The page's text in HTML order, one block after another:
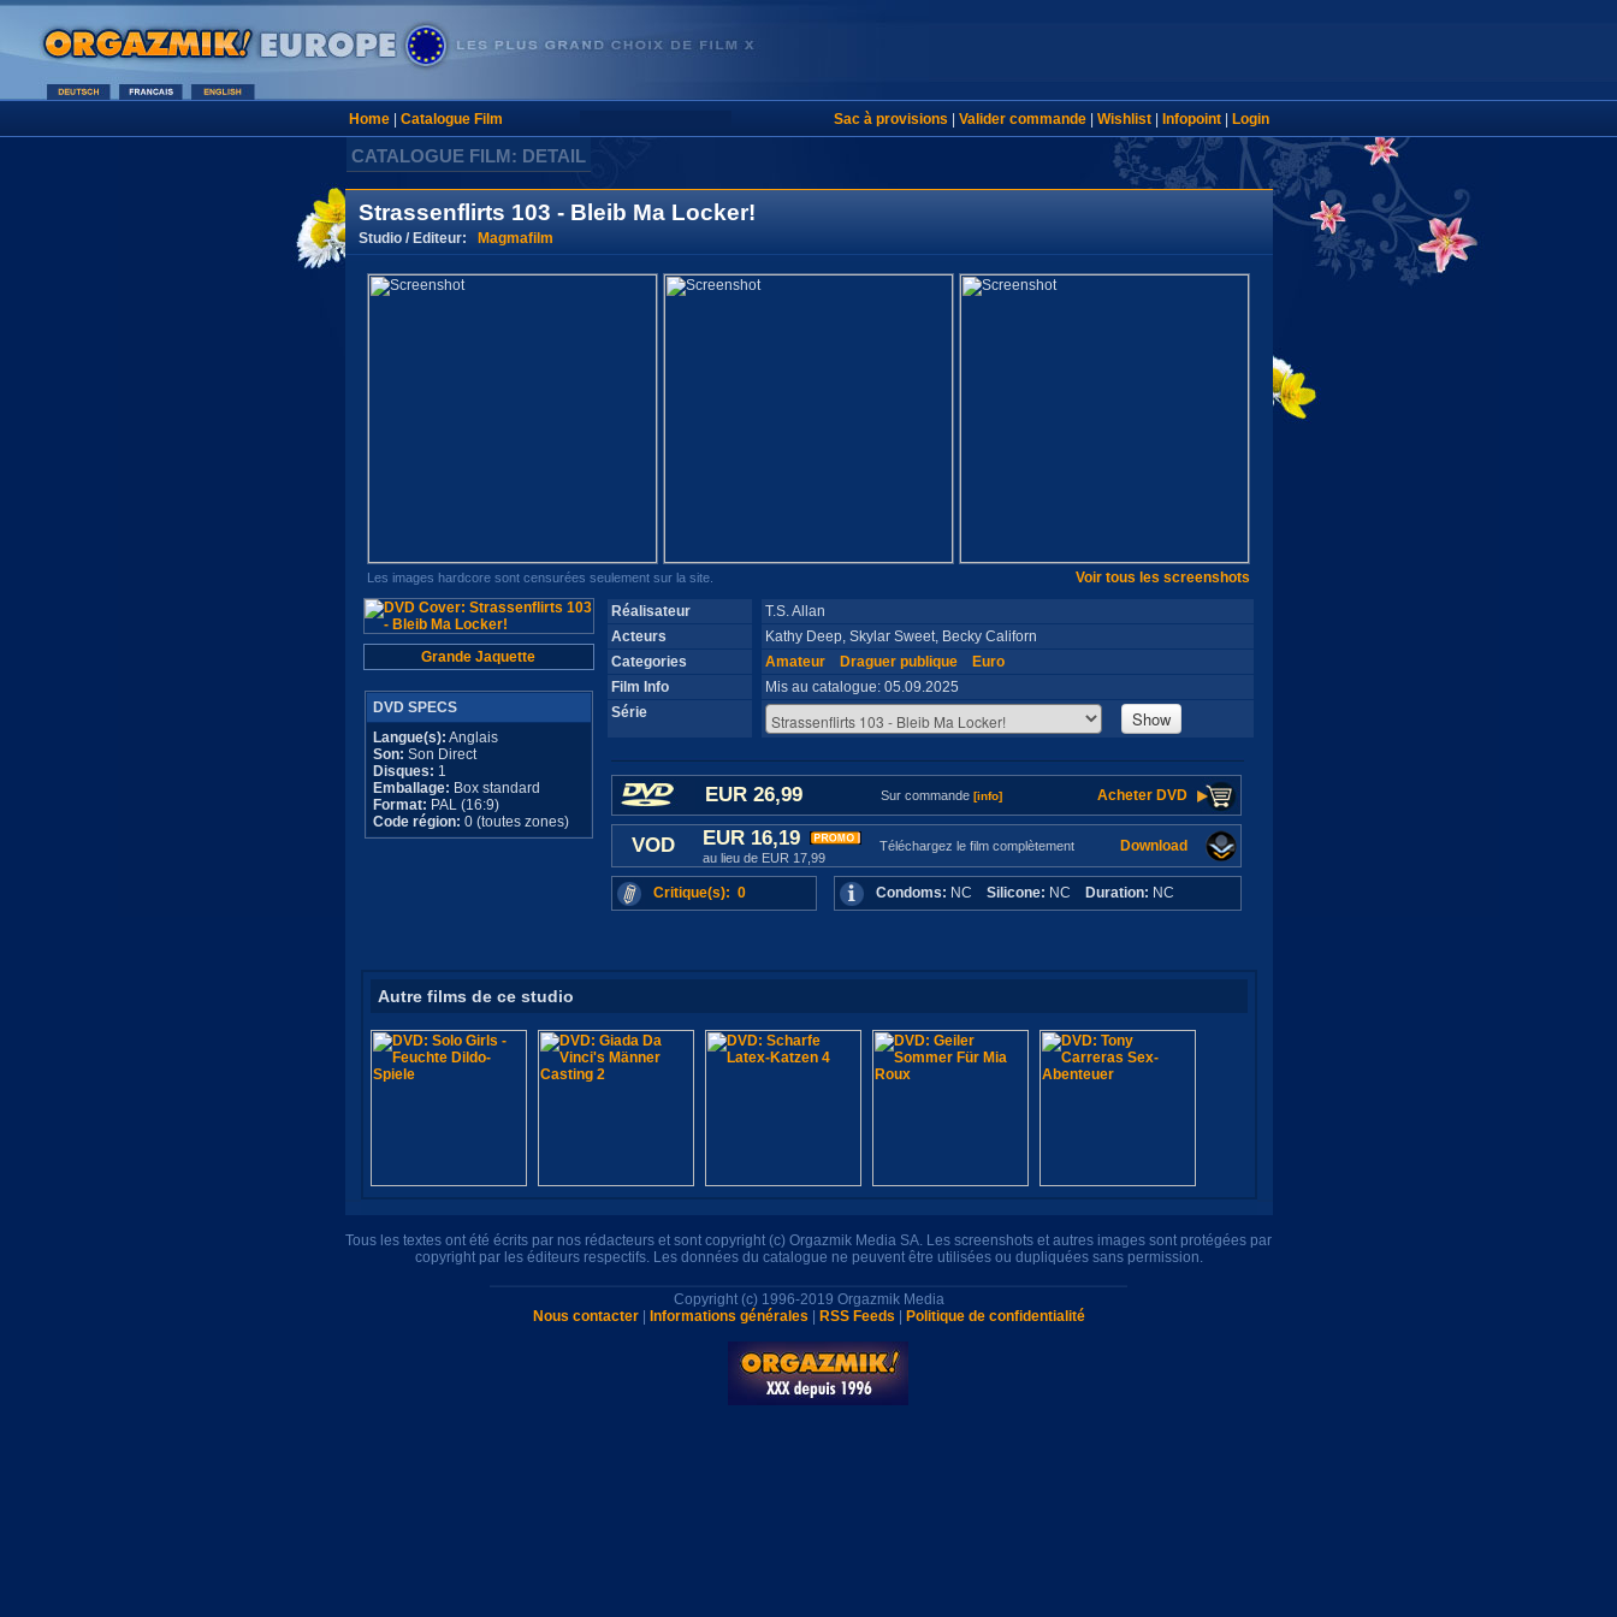
Home| Catalogue Film Sac à provisions Valider commande| Wishlist| Infopoint| Login
CATALOGUE FILM: DETAIL
Strassenflirts 103 - Bleib Ma Locker!
Studio / Editeur: Magmafilm
Les images hardcore sont censurées seulement sur la site. Voir tous les screenshots
Grande Jaquette
DVD SPECS
Langue(s): Anglais
Son: Son Direct
Disques: 1
Emballage: Box standard
Format: PAL (16:9)
Code région: 0 (toutes zones)
Réalisateur
T.S. Allan
Acteurs
Kathy Deep, Skylar Sweet, Becky Californ
Categories
Amateur Draguer publique
Euro
Film Info
Mis au catalogue: 05.09.2025
Série
Show
EUR 26,99 Sur commande [info] Acheter DVD
VOD EUR 16,19
au lieu de EUR 17,99
Téléchargez le film complètement Download
Critique(s): 0 Condoms: NC Silicone: NC Duration: NC
Autre films de ce studio
Tous les textes ont été écrits par nos rédacteurs et sont copyright (c) Orgazmik Media SA. Les screenshots et autres images sont protégées par
copyright par les éditeurs respectifs. Les données du catalogue ne peuvent être utilisées ou dupliquées sans permission.
Copyright (c) 1996-2019 Orgazmik Media
Nous contacter| Informations générales RSS Feeds Politique de confidentialité